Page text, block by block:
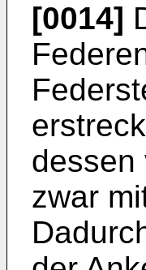
[0014]
dessen
zwar